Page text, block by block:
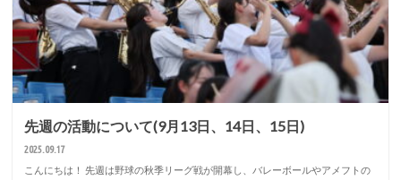
先週の活動について(9月13日、14日、15日)
2025.09.17
こんにちは！ 先週は野球の秋季リーグ戦が開幕し、バレーボールやアメフトの